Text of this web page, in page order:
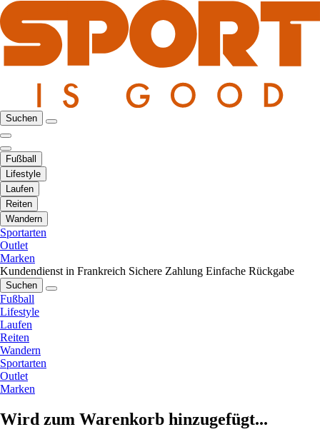
Suchen
Fußball
Lifestyle
Laufen
Reiten
Wandern
Sportarten
Outlet
Marken
Kundendienst in Frankreich Sichere Zahlung Einfache Rückgabe
Suchen
Fußball
Lifestyle
Laufen
Reiten
Wandern
Sportarten
Outlet
Marken
Wird zum Warenkorb hinzugefügt...